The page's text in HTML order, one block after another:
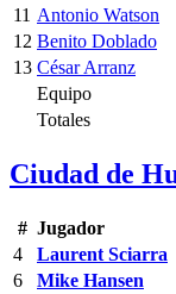
11 Antonio Watson
12 Benito Doblado
13 César Arranz
Equipo
Totales
Ciudad de
# Jugador
4
Laurent Sciarra
6
Mike Hansen